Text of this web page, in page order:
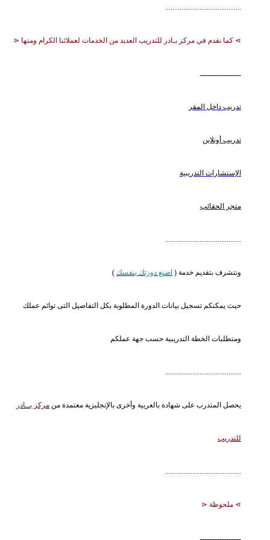
⋗ كما نقدم في مركز بـادر للتدريب العديد من الخدمات لعملائنا الكرام ومنها ⋖
تدريب داخل المقر
تدريب أونلاين
الإستشارات التدريبية
متجر الحقائب
ونتشرف بتقديم خدمة ( اصنع دورتك بنفسك )
حيث يمكنكم تسجيل بيانات الدورة المطلوبة بكل التفاصيل التى توائم عملك
ومتطلبات الخطة التدريبية حسب جهة عملكم
يحصل المتدرب على شهادة بالعربية وأخرى بالإنجليزية معتمدة من مركز بــادر
للتدريب
⋗ ملحوظة ⋖